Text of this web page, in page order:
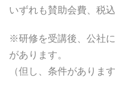
いずれも賛助会費、税込
※研修を受講後、公社
があります。
（但し、条件があります